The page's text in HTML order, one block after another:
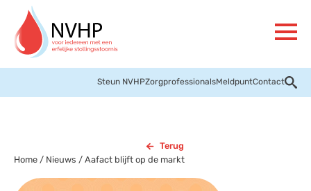
Steun NVHPZorgprofessionalsMeldpuntContact
Terug
Home / Nieuws / Aafact blijft op de markt